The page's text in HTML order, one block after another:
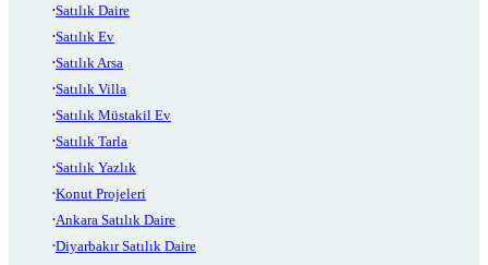
Satılık Daire
Satılık Ev
Satılık Arsa
Satılık Villa
Satılık Müstakil Ev
Satılık Tarla
Satılık Yazlık
Konut Projeleri
Ankara Satılık Daire
Diyarbakır Satılık Daire